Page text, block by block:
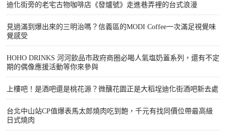
迪化街旁的老宅古物咖啡店《發爐號》走進巷弄裡的台式浪漫
見過滿到爆出來的三明治嗎？信義區的MODI Coffee一次滿足視覺味
覺感受
HOHO DRINKS 河河飲品市政府商圈必喝人氣塩奶蓋系列，還有不定
期的偶像應援活動等你來參與
上樓吧！是酒吧還是桃花源？微醺花園正是大稻埕迪化街酒吧新去處
台北中山站CP值爆表馬太郎燒肉吃到飽，千元有找同價位帶最高級
日式燒肉